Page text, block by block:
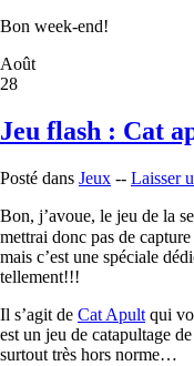
Bon week-end!
Août
28
Jeu flash : Cat
Posté dans Jeux -- Laisser
Bon, j’avoue, le jeu de la
mettrai donc pas de
mais c’est une spéciale
tellement!!!
Il s’agit de Cat Apult qui
est un jeu de catapultage
surtout très hors norme…